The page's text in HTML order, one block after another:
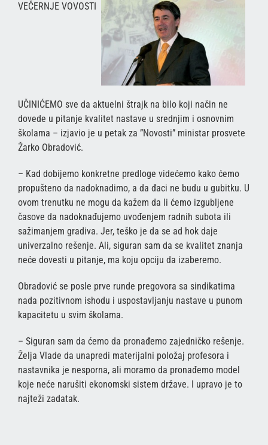
VEČERNJE VOVOSTI
UČINIĆEMO sve da aktuelni štrajk na bilo koji način ne
dovede u pitanje kvalitet nastave u srednjim i osnovnim
školama – izjavio je u petak za ”Novosti” ministar prosvete
Žarko Obradović.
– Kad dobijemo konkretne predloge videćemo kako ćemo
propušteno da nadoknadimo, a da đaci ne budu u gubitku. U
ovom trenutku ne mogu da kažem da li ćemo izgubljene
časove da nadoknađujemo uvođenjem radnih subota ili
sažimanjem gradiva. Jer, teško je da se ad hok daje
univerzalno rešenje. Ali, siguran sam da se kvalitet znanja
neće dovesti u pitanje, ma koju opciju da izaberemo.
Obradović se posle prve runde pregovora sa sindikatima
nada pozitivnom ishodu i uspostavljanju nastave u punom
kapacitetu u svim školama.
– Siguran sam da ćemo da pronađemo zajedničko rešenje.
Želja Vlade da unapredi materijalni položaj profesora i
nastavnika je nesporna, ali moramo da pronađemo model
koje neće narušiti ekonomski sistem države. I upravo je to
najteži zadatak.